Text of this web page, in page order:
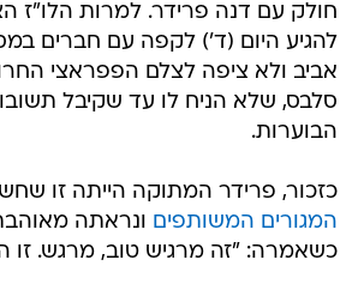
חולק עם דנה פרידר. למרות הלו"ז
להגיע היום (ד') לקפה עם חברים
אביב ולא ציפה לצלם הפפראצי
סלבס, שלא הניח לו עד שקיבל
הבוערות.
כזכור, פרידר המתוקה הייתה זו
המגורים המשותפים ונראתה
כשאמרה: "זה מרגיש טוב, מרגש. זו